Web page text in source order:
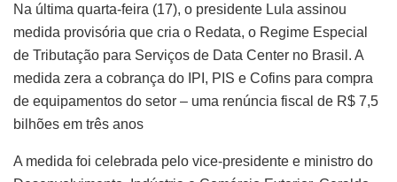
Na última quarta-feira (17), o presidente Lula assinou
medida provisória que cria o Redata, o Regime Especial
de Tributação para Serviços de Data Center no Brasil. A
medida zera a cobrança do IPI, PIS e Cofins para compra
de equipamentos do setor – uma renúncia fiscal de R$ 7,5
bilhões em três anos
A medida foi celebrada pelo vice-presidente e ministro do